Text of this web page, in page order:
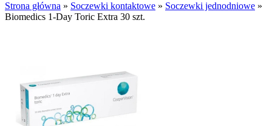
Strona główna » Soczewki kontaktowe » Soczewki jednodniowe »
Biomedics 1-Day Toric Extra 30 szt.